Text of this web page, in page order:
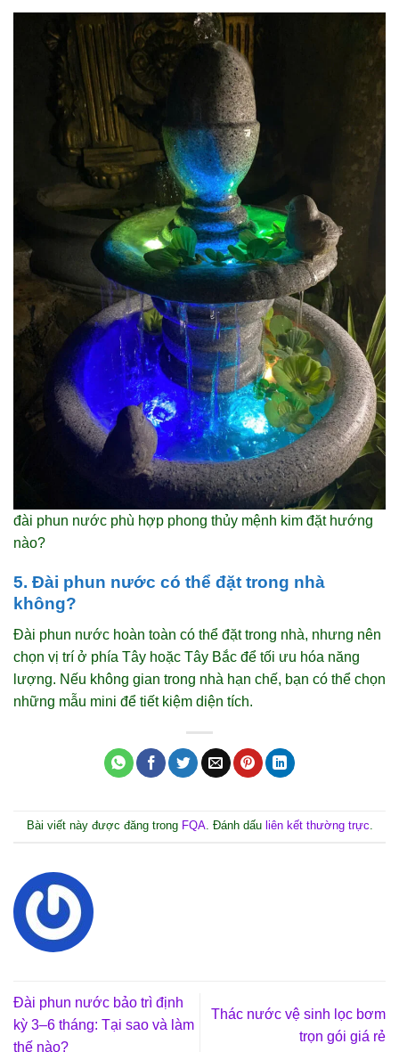
đài phun nước phù hợp phong thủy mệnh kim đặt hướng
nào?
5. Đài phun nước có thể đặt trong nhà
không?
Đài phun nước hoàn toàn có thể đặt trong nhà, nhưng nên
chọn vị trí ở phía Tây hoặc Tây Bắc để tối ưu hóa năng
lượng. Nếu không gian trong nhà hạn chế, bạn có thể chọn
những mẫu mini để tiết kiệm diện tích.
Bài viết này được đăng trong FQA. Đánh dấu liên kết thường trực.
Đài phun nước bảo trì định
kỳ 3–6 tháng: Tại sao và làm
thế nào?
Thác nước vệ sinh lọc bơm
trọn gói giá rẻ